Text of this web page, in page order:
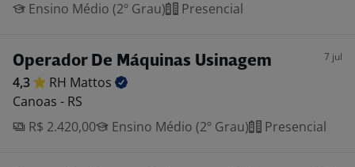
Ensino Médio (2º Grau)
Presencial
Operador De Máquinas Usinagem 7 jul
4,3 RH Mattos
Canoas - RS
R$ 2.420,00
Ensino Médio (2º Grau) Presencial